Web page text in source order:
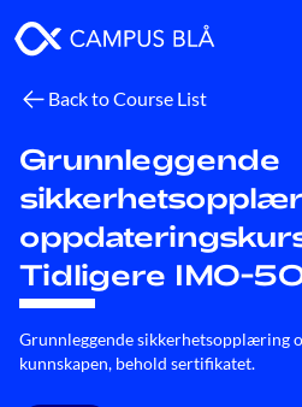
Back to Course List
Grunnleggende
Tidligere IMO-
Grunnleggende sikkerhetsopplæring
kunnskapen, behold sertifikatet.